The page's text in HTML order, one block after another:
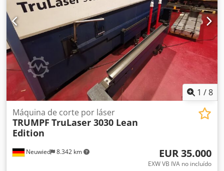
1 /8
Neuwied 8.342 km
Máquina de corte por láser
TRUMPF TruLaser 3030 Lean
Edition
EUR 35.000
EXW VB IVA no incluído